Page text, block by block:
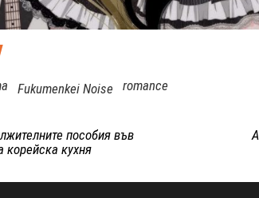
Fukumenkei Noise romance
пособия във
корейска кухня